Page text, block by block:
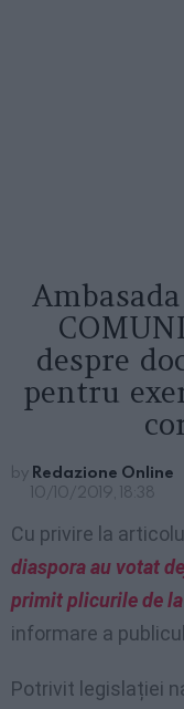
despre
pentru
by Redazione Online
10/10/2019, 18:38
Cu privire la
diaspora au votat
primit plicurile de
informare a
Potrivit legislației